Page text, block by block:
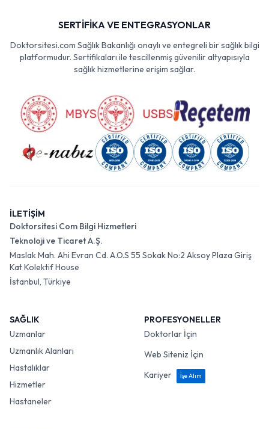
SERTİFİKA VE ENTEGRASYONLAR
Doktorsitesi.com Sağlık Bakanlığı onaylı ve entegreli bir sağlık bilgi
platformudur. Sertifikaları ile tescillenmiş güvenilir altyapısıyla
sağlık hizmetlerine erişim sağlar.
İLETİŞİM
Doktorsitesi Com Bilgi Hizmetleri
Teknoloji ve Ticaret A.Ş.
Maslak Mah. Ahi Evran Cd. A.O.S 55 Sokak No:2 Aksoy Plaza Giriş
Kat Kolektif House
İstanbul, Türkiye
SAĞLIK
Uzmanlar
Uzmanlık Alanları
Hastalıklar
Hizmetler
Hastaneler
PROFESYONELLER
Doktorlar İçin
Web Siteniz İçin
Kariyer
İşe Alım